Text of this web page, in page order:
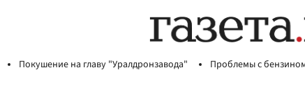
Покушение на главу "Уралдронзавода" Проблемы с